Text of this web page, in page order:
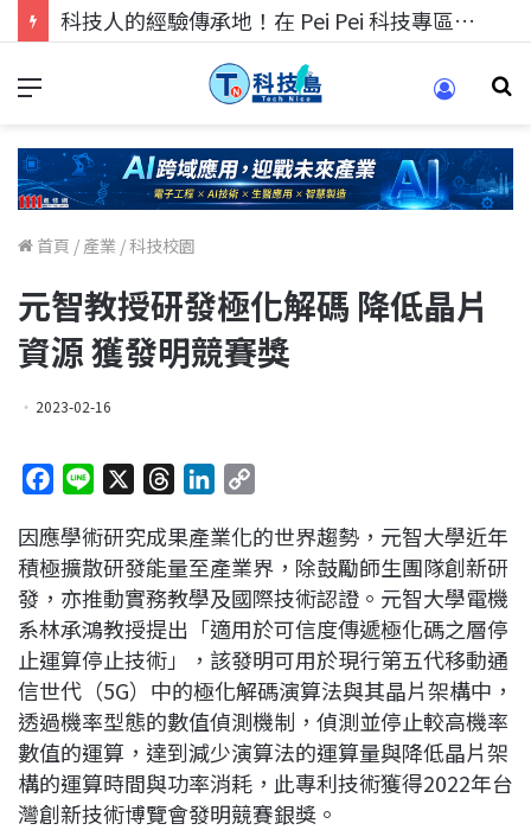
科技人的經驗傳承地！在 Pei Pei 科技專區，與學弟妹交流最硬核的技術
首頁 / 產業 /科技校園
元智教授研發極化解碼 降低晶片
資源 獲發明競賽獎
2023-02-16
c
e
b
o
o
k
n
e
r
e
a
d
s
n
k
e
d
I
n
p
y
L
i
n
k
因應學術研究成果產業化的世界趨勢，元智大學近年
積極擴散研發能量至產業界，除鼓勵師生團隊創新研
發，亦推動實務教學及國際技術認證。元智大學電機
系林承鴻教授提出「適用於可信度傳遞極化碼之層停
止運算停止技術」，該發明可用於現行第五代移動通
信世代（5G）中的極化解碼演算法與其晶片架構中，
透過機率型態的數值偵測機制，偵測並停止較高機率
數值的運算，達到減少演算法的運算量與降低晶片架
構的運算時間與功率消耗，此專利技術獲得2022年台
灣創新技術博覽會發明競賽銀獎。